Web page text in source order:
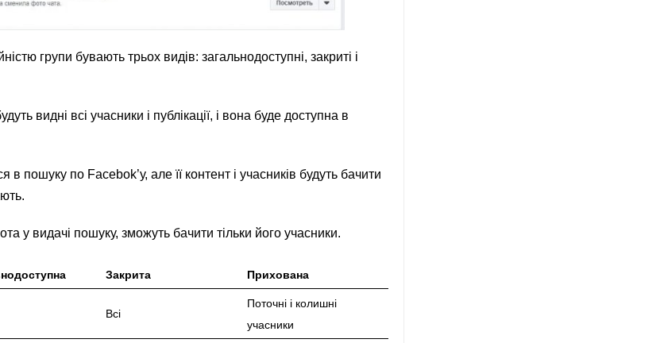
групи бувають трьох видів: загальнодоступні, закриті і
видні всі учасники і публікації, і вона буде доступна в
пошуку по Facebok’у, але її контент і учасників будуть бачити
у видачі пошуку, зможуть бачити тільки його учасники.
Закрита Прихована
Всі
Поточні і колишні
учасники